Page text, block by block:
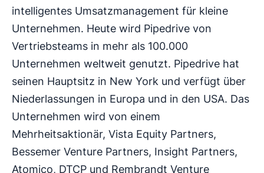
intelligentes Umsatzmanagement für kleine
Unternehmen. Heute wird Pipedrive von
Vertriebsteams in mehr als 100.000
Unternehmen weltweit genutzt. Pipedrive hat
seinen Hauptsitz in New York und verfügt über
Niederlassungen in Europa und in den USA. Das
Unternehmen wird von einem
Mehrheitsaktionär, Vista Equity Partners,
Bessemer Venture Partners, Insight Partners,
Atomico, DTCP und Rembrandt Venture